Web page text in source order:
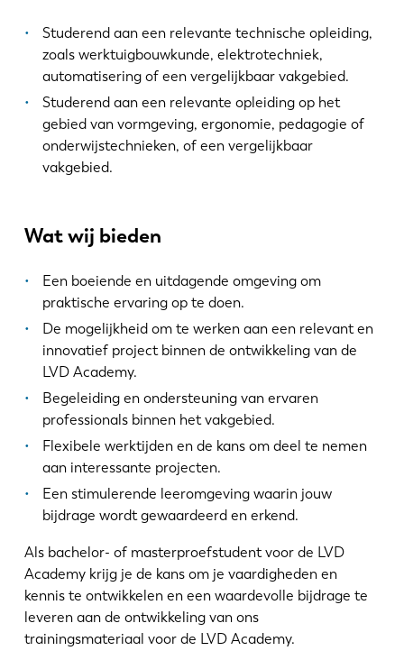
Studerend aan een relevante technische opleiding,
zoals werktuigbouwkunde, elektrotechniek,
automatisering of een vergelijkbaar vakgebied.
Studerend aan een relevante opleiding op het
gebied van vormgeving, ergonomie, pedagogie of
onderwijstechnieken, of een vergelijkbaar
vakgebied.
Wat wij bieden
Een boeiende en uitdagende omgeving om
praktische ervaring op te doen.
De mogelijkheid om te werken aan een relevant en
innovatief project binnen de ontwikkeling van de
LVD Academy.
Begeleiding en ondersteuning van ervaren
professionals binnen het vakgebied.
Flexibele werktijden en de kans om deel te nemen
aan interessante projecten.
Een stimulerende leeromgeving waarin jouw
bijdrage wordt gewaardeerd en erkend.
Als bachelor- of masterproefstudent voor de LVD
Academy krijg je de kans om je vaardigheden en
kennis te ontwikkelen en een waardevolle bijdrage te
leveren aan de ontwikkeling van ons
trainingsmateriaal voor de LVD Academy.
EN NL
FR EN-US
ES PT-PT
PL SK
KO CN